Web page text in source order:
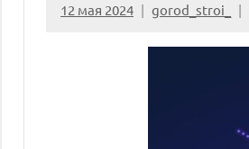
12 мая 2024 gorod_stroi_